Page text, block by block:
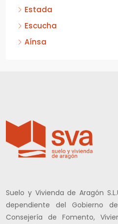
Estada
Escucha
Aínsa
Suelo y Vivienda de Aragón
dependiente del Gobierno
Consejería de Fomento,